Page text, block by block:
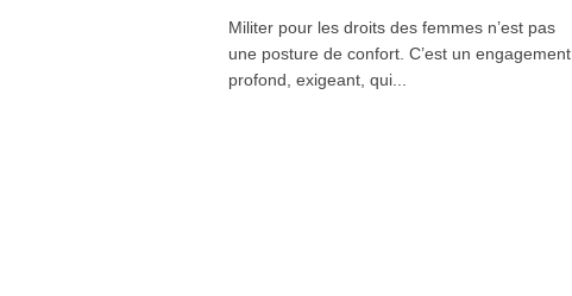
Militer pour les droits des femmes n’est pas
une posture de confort. C’est un engagement
profond, exigeant, qui...